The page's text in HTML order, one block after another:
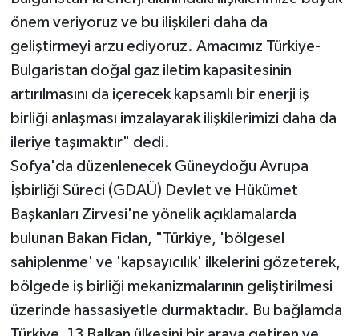
önem veriyoruz ve bu ilişkileri daha da
geliştirmeyi arzu ediyoruz. Amacımız Türkiye-
Bulgaristan doğal gaz iletim kapasitesinin
artırılmasını da içerecek kapsamlı bir enerji iş
birliği anlaşması imzalayarak ilişkilerimizi daha da
ileriye taşımaktır" dedi.
Sofya'da düzenlenecek Güneydoğu Avrupa
İşbirliği Süreci (GDAÜ) Devlet ve Hükümet
Başkanları Zirvesi'ne yönelik açıklamalarda
bulunan Bakan Fidan, "Türkiye, 'bölgesel
sahiplenme' ve 'kapsayıcılık' ilkelerini gözeterek,
bölgede iş birliği mekanizmalarının geliştirilmesi
üzerinde hassasiyetle durmaktadır. Bu bağlamda